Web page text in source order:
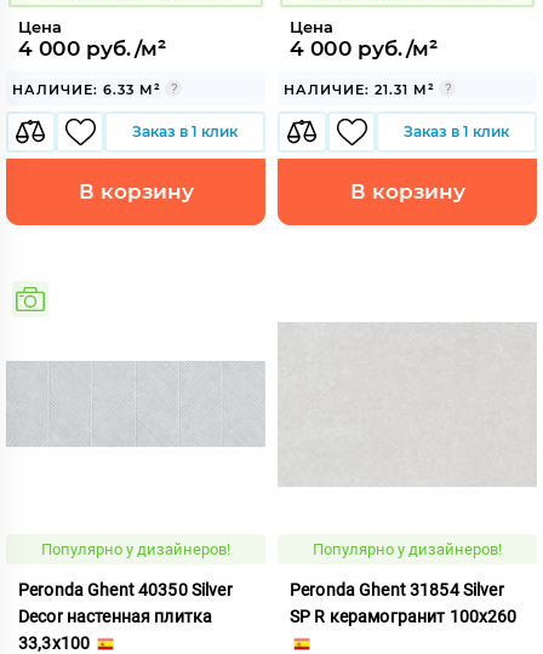
Цена
4 000 руб./м²
НАЛИЧИЕ: 6.33 М²
Заказ в 1 клик
В корзину
Цена
4 000 руб./м²
НАЛИЧИЕ: 21.31 М²
Заказ в 1 клик
В корзину
Популярно у дизайнеров!
Peronda Ghent 40350 Silver
Decor настенная плитка
33,3x100
Популярно у дизайнеров!
Peronda Ghent 31854 Silver
SP R керамогранит 100x260